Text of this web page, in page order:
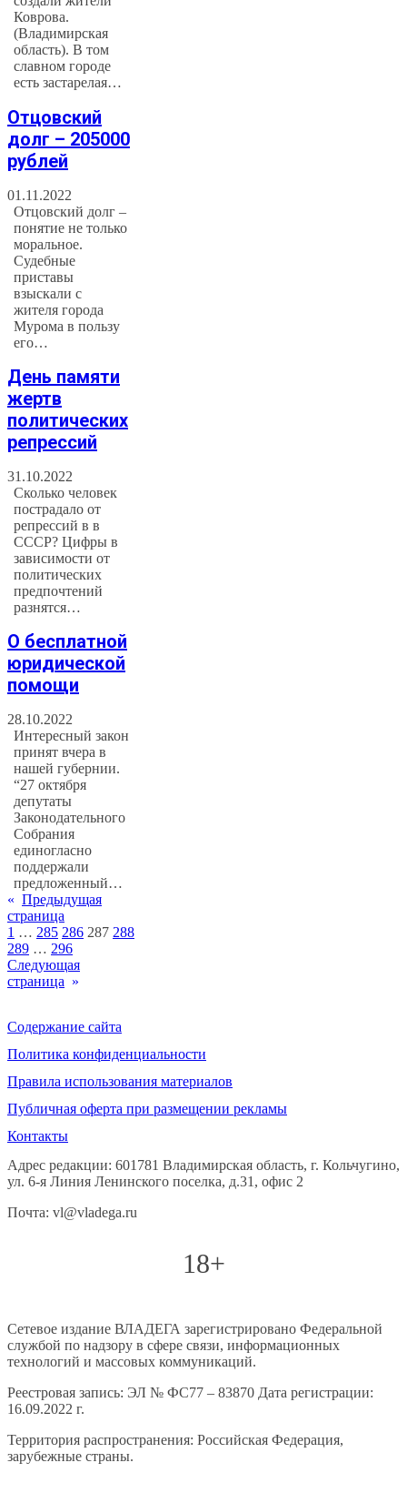
Коврова.
(Владимирская
область). В том
славном городе
есть застарелая…
Отцовский
долг – 205000
рублей
01.11.2022
Отцовский долг –
понятие не только
моральное.
Судебные
приставы
взыскали с
жителя города
Мурома в пользу
его…
День памяти
жертв
политических
репрессий
31.10.2022
Сколько человек
пострадало от
репрессий в в
СССР? Цифры в
зависимости от
политических
предпочтений
разнятся…
О бесплатной
юридической
помощи
28.10.2022
Интересный закон
принят вчера в
нашей губернии.
“27 октября
депутаты
Законодательного
Собрания
единогласно
поддержали
предложенный…
« Предыдущая
страница
1 … 285 286 287 288
289 … 296
Следующая
страница »
Содержание сайта
Политика конфиденциальности
Правила использования материалов
Публичная оферта при размещении рекламы
Контакты
Адрес редакции: 601781 Владимирская область, г. Кольчугино,
ул. 6-я Линия Ленинского поселка, д.31, офис 2
Почта: vl@vladega.ru
18+
Сетевое издание ВЛАДЕГА зарегистрировано Федеральной
службой по надзору в сфере связи, информационных
технологий и массовых коммуникаций.
Реестровая запись: ЭЛ № ФС77 – 83870 Дата регистрации:
16.09.2022 г.
Территория распространения: Российская Федерация,
зарубежные страны.